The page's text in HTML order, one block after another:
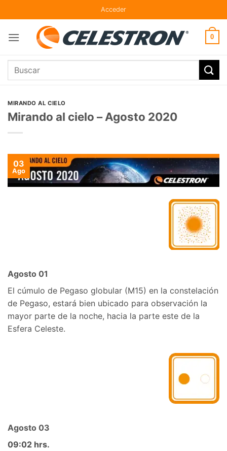
to
Acceder
0
Buscar
MIRANDO AL CIELO
Mirando al cielo – Agosto 2020
03
Ago
Agosto 01
El cúmulo de Pegaso globular (M15) en la constelación
de Pegaso, estará bien ubicado para observación la
mayor parte de la noche, hacia la parte este de la
Esfera Celeste.
Agosto 03
09:02 hrs.